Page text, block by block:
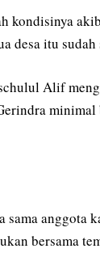
kondisinya
itu sudah
Alif
minimal
anggota
bersama